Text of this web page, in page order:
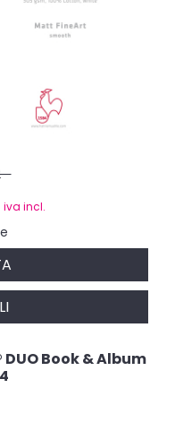
iva incl.
Book & Album